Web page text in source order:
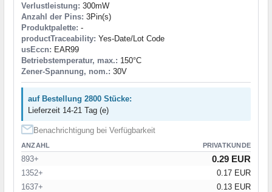
Verlustleistung: 300mW
Anzahl der Pins: 3Pin(s)
Produktpalette: -
productTraceability: Yes-Date/Lot Code
usEccn: EAR99
Betriebstemperatur, max.: 150°C
Zener-Spannung, nom.: 30V
auf Bestellung 2800 Stücke:
Lieferzeit 14-21 Tag (e)
Benachrichtigung bei Verfügbarkeit
ANZAHL PRIVATKUNDE
893+ 0.29 EUR
1352+
0.17 EUR
1637+
0.13 EUR